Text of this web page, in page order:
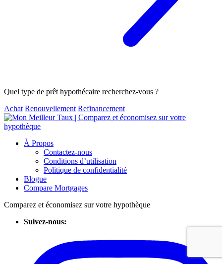
Quel type de prêt hypothécaire recherchez-vous ?
Achat Renouvellement Refinancement
À Propos
Contactez-nous
Conditions d’utilisation
Politique de confidentialité
Blogue
Compare Mortgages
Comparez et économisez sur votre hypothèque
Suivez-nous: